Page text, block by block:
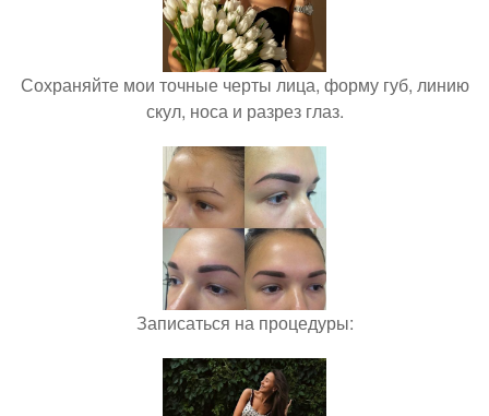
Сохраняйте мои точные черты лица, форму губ, линию
скул, носа и разрез глаз.
Записаться на процедуры: